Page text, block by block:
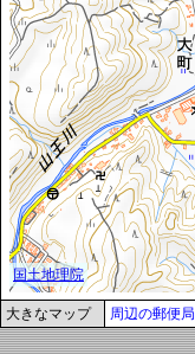
大きなマップ 周辺の郵便局